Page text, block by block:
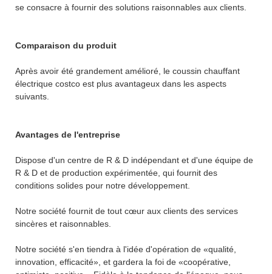
se consacre à fournir des solutions raisonnables aux clients.
Comparaison du produit
Après avoir été grandement amélioré, le coussin chauffant
électrique costco est plus avantageux dans les aspects
suivants.
Avantages de l'entreprise
Dispose d'un centre de R & D indépendant et d'une équipe de
R & D et de production expérimentée, qui fournit des
conditions solides pour notre développement.
Notre société fournit de tout cœur aux clients des services
sincères et raisonnables.
Notre société s'en tiendra à l'idée d'opération de «qualité,
innovation, efficacité», et gardera la foi de «coopérative,